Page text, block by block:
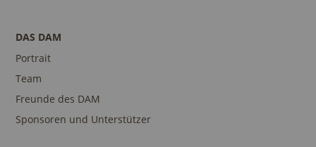
DAS DAM
Portrait
Team
Freunde des DAM
Sponsoren und Unterstützer